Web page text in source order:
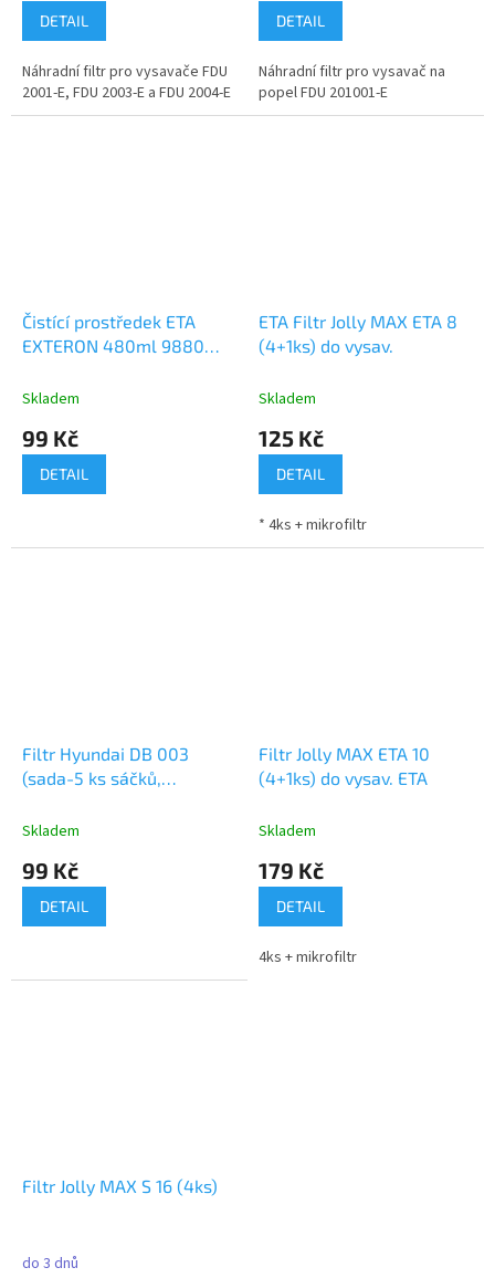
DETAIL
Náhradní filtr pro vysavače FDU
2001-E, FDU 2003-E a FDU 2004-E
DETAIL
Náhradní filtr pro vysavač na
popel FDU 201001-E
Čistící prostředek ETA
EXTERON 480ml 9880
Skladem
99 Kč
DETAIL
ETA Filtr Jolly MAX ETA 8
(4+1ks) do vysav.
Skladem
125 Kč
DETAIL
* 4ks + mikrofiltr
Filtr Hyundai DB 003
(sada-5 ks sáčků,
Skladem
99 Kč
DETAIL
Filtr Jolly MAX ETA 10
(4+1ks) do vysav. ETA
Skladem
179 Kč
DETAIL
4ks + mikrofiltr
Filtr Jolly MAX S 16 (4ks)
do 3 dnů